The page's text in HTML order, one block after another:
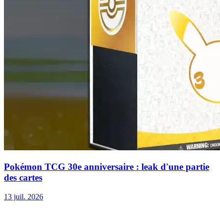
Pokémon TCG 30e anniversaire : leak d'une partie
des cartes
13 juil. 2026